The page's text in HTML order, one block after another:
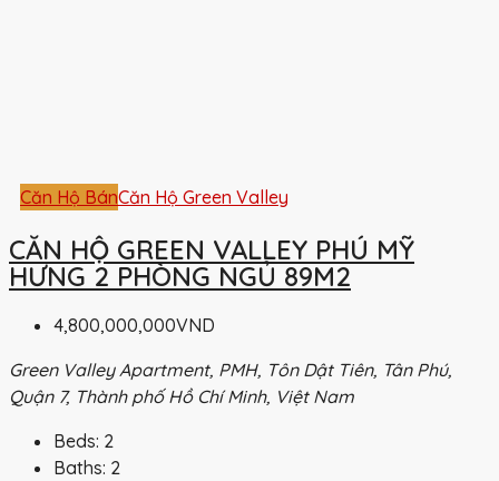
Căn Hộ BánCăn Hộ Green Valley
CĂN HỘ GREEN VALLEY PHÚ MỸ
HƯNG 2 PHÒNG NGỦ 89M2
4,800,000,000VND
Green Valley Apartment, PMH, Tôn Dật Tiên, Tân Phú,
Quận 7, Thành phố Hồ Chí Minh, Việt Nam
Beds: 2
Baths: 2